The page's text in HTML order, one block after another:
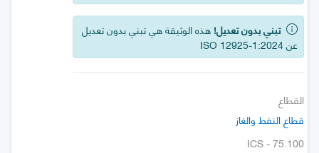
تبني بدون تعديل! هذه الوثيقة هي تبني بدون تعديل
عن ISO 12925-1:2024
القطاع
قطاع النفط والغاز
ICS - 75.100